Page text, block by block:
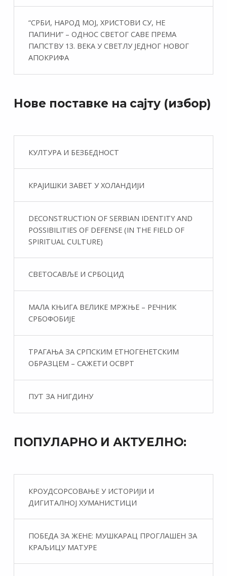
“СРБИ, НАРОД МОЈ, ХРИСТОВИ СУ, НЕ
ПАПИНИ” – ОДНОС СВЕТОГ САВЕ ПРЕМА
ПАПСТВУ 13. ВЕКА У СВЕТЛУ ЈЕДНОГ НОВОГ
АПОКРИФА
Нове поставке на сајту (избор)
КУЛТУРА И БЕЗБЕДНОСТ
КРАЈИШКИ ЗАВЕТ У ХОЛАНДИЈИ
DECONSTRUCTION OF SERBIAN IDENTITY AND
POSSIBILITIES OF DEFENSE (IN THE FIELD OF
SPIRITUAL CULTURE)
СВЕТОСАВЉЕ И СРБОЦИД
МАЛА КЊИГА ВЕЛИКЕ МРЖЊЕ – РЕЧНИК
СРБОФОБИЈЕ
ТРАГАЊА ЗА СРПСКИМ ЕТНОГЕНЕТСКИМ
ОБРАЗЦЕМ – САЖЕТИ ОСВРТ
ПУТ ЗА НИГДИНУ
ПОПУЛАРНО И АКТУЕЛНО:
КРОУДСОРСОВАЊЕ У ИСТОРИЈИ И
ДИГИТАЛНОЈ ХУМАНИСТИЦИ
ПОБЕДА ЗА ЖЕНЕ: МУШКАРАЦ ПРОГЛАШЕН ЗА
КРАЉИЦУ МАТУРЕ